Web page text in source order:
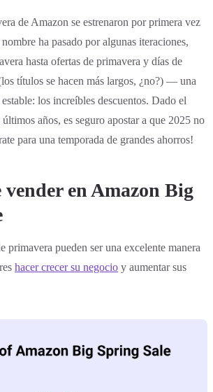
de Amazon se estrenaron por primera vez
ha pasado por algunas iteraciones,
hasta ofertas de primavera y días de
títulos se hacen más largos, ¿no?) — una
los increíbles descuentos. Dado el
años, es seguro apostar a que 2025 no
para una temporada de grandes ahorros!
vender en Amazon Big
primavera pueden ser una excelente manera
hacer crecer su negocio y aumentar sus